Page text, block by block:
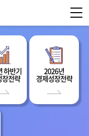
하반기
장전략
2026년
경제성장전략